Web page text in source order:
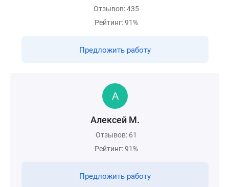
Отзывов: 435
Рейтинг: 91%
Предложить работу
Алексей М.
Отзывов: 61
Рейтинг: 91%
Предложить работу